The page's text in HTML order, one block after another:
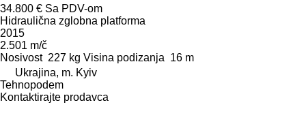
34.800 € Sa PDV-om
Hidraulična zglobna platforma
2015
2.501 m/č
Nosivost 227 kg Visina podizanja 16 m
Ukrajina, m. Kyiv
Tehnopodem
Kontaktirajte prodavca